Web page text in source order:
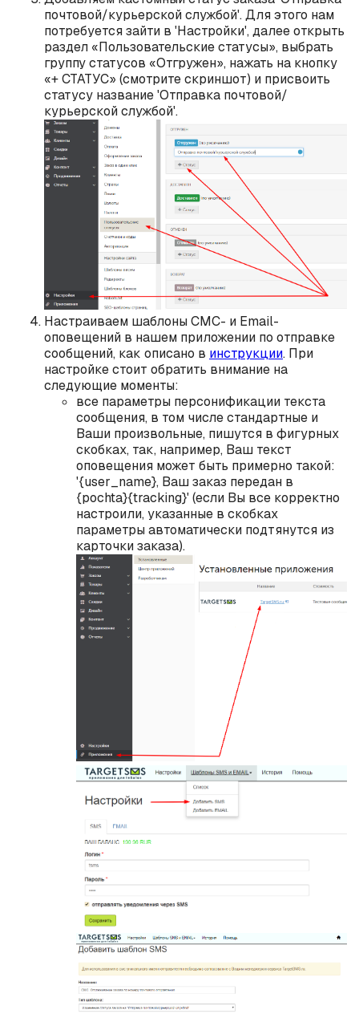
почтовой/курьерской службой'. Для этого нам
потребуется зайти в 'Настройки', далее открыть
раздел «Пользовательские статусы», выбрать
группу статусов «Отгружен», нажать на кнопку
«+ СТАТУС» (смотрите скриншот) и присвоить
статусу название 'Отправка почтовой/
курьерской службой'.
Настраиваем шаблоны СМС- и Email-
оповещений в нашем приложении по отправке
сообщений, как описано в инструкции. При
настройке стоит обратить внимание на
следующие моменты:
все параметры персонификации текста
сообщения, в том числе стандартные и
Ваши произвольные, пишутся в фигурных
скобках, так, например, Ваш текст
оповещения может быть примерно такой:
'{user_name}, Ваш заказ передан в
{pochta}{tracking}' (если Вы все корректно
настроили, указанные в скобках
параметры автоматически подтянутся из
карточки заказа).